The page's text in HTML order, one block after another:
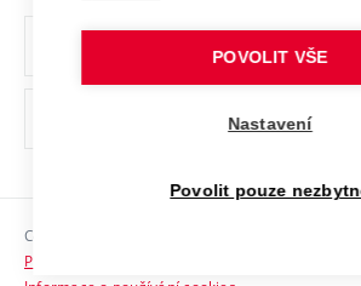
Ochrana osobních údajů
odkaz)
Sociální bezpečí
HR Award
Copyright © 2026 VUT
Prohlášení o přístupnosti
POVOLIT VŠE
Nastavení
Povolit pouze